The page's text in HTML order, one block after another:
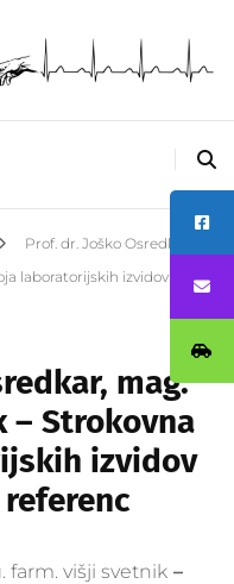
–
bodi
Prof. dr. Joško Osredkar,
laboratorijskih izvidov in
mag.
– Strokovna
izvidov
farm. višji svetnik –